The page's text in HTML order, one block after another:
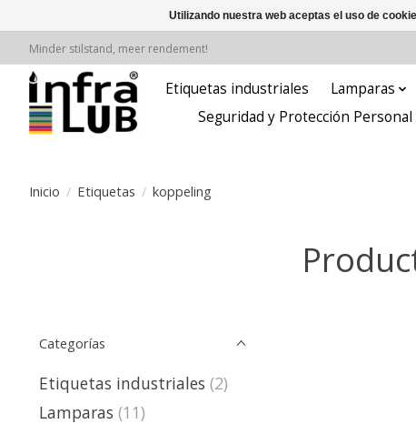
Minder stilstand, meer rendement!
Etiquetas industriales Lamparas
Seguridad y Protección Personal
Inicio / Etiquetas / koppeling
Categorías
Etiquetas industriales (2)
Lamparas (11)
Utilizando nuestra web aceptas el uso de